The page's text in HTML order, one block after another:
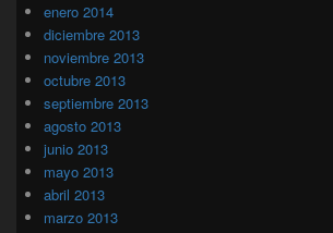
enero 2014
diciembre 2013
noviembre 2013
octubre 2013
septiembre 2013
agosto 2013
junio 2013
mayo 2013
abril 2013
marzo 2013